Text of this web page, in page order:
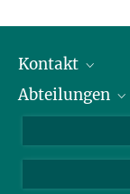
Kontakt
Abteilungen
Kolloidchemie